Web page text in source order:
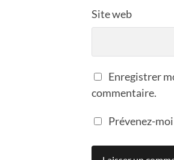
Site web
Enregistrer
commentaire.
Prévenez-